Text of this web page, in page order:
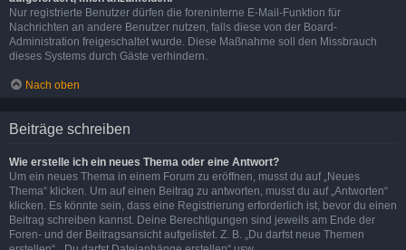
Nur registrierte Benutzer dürfen die foreninterne E-Mail-Funktion für
Nachrichten an andere Benutzer nutzen, falls diese von der Board-
Administration freigeschaltet wurde. Diese Maßnahme soll den Missbrauch
dieses Systems durch Gäste verhindern.
Nach oben
Beiträge schreiben
Wie erstelle ich ein neues Thema oder eine Antwort?
Um ein neues Thema in einem Forum zu eröffnen, musst du auf „Neues
Thema“ klicken. Um auf einen Beitrag zu antworten, musst du auf „Antworten“
klicken. Es könnte sein, dass eine Registrierung erforderlich ist, bevor du einen
Beitrag schreiben kannst. Deine Berechtigungen sind jeweils am Ende der
Foren- und der Beitragsansicht aufgelistet. Z. B. „Du darfst neue Themen